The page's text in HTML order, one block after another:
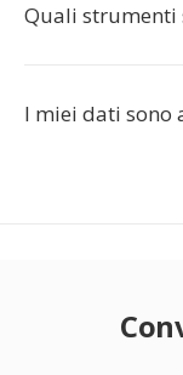
Quali strumenti
I miei dati sono